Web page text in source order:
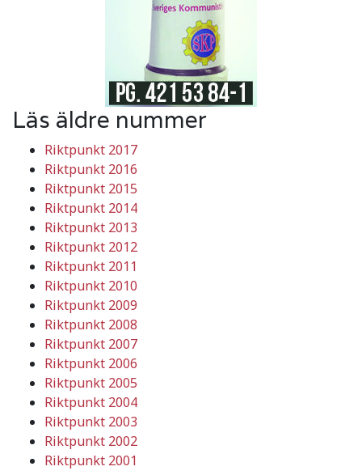
Läs äldre nummer
Riktpunkt 2017
Riktpunkt 2016
Riktpunkt 2015
Riktpunkt 2014
Riktpunkt 2013
Riktpunkt 2012
Riktpunkt 2011
Riktpunkt 2010
Riktpunkt 2009
Riktpunkt 2008
Riktpunkt 2007
Riktpunkt 2006
Riktpunkt 2005
Riktpunkt 2004
Riktpunkt 2003
Riktpunkt 2002
Riktpunkt 2001